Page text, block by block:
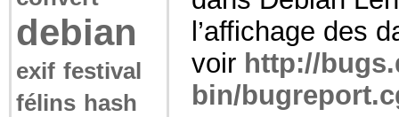
debian
exif festival
félins hash
l’affichage des
voir http://
bin/